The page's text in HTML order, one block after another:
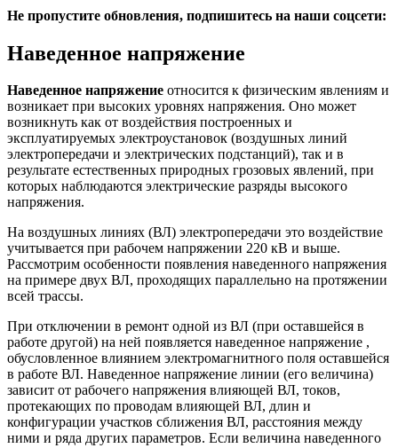
Не пропустите обновления, подпишитесь на наши соцсети:
Наведенное напряжение
Наведенное напряжение относится к физическим явлениям и
возникает при высоких уровнях напряжения. Оно может
возникнуть как от воздействия построенных и
эксплуатируемых электроустановок (воздушных линий
электропередачи и электрических подстанций), так и в
результате естественных природных грозовых явлений, при
которых наблюдаются электрические разряды высокого
напряжения.
На воздушных линиях (ВЛ) электропередачи это воздействие
учитывается при рабочем напряжении 220 кВ и выше.
Рассмотрим особенности появления наведенного напряжения
на примере двух ВЛ, проходящих параллельно на протяжении
всей трассы.
При отключении в ремонт одной из ВЛ (при оставшейся в
работе другой) на ней появляется наведенное напряжение ,
обусловленное влиянием электромагнитного поля оставшейся
в работе ВЛ. Наведенное напряжение линии (его величина)
зависит от рабочего напряжения влияющей ВЛ, токов,
протекающих по проводам влияющей ВЛ, длин и
конфигурации участков сближения ВЛ, расстояния между
ними и ряда других параметров. Если величина наведенного